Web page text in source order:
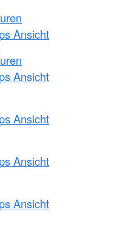
Ansicht
Ansicht
Ansicht
Ansicht
Ansicht